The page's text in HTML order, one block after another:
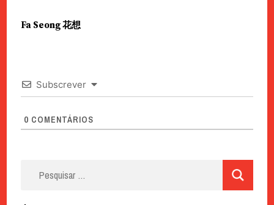
Fa Seong 花想
Subscrever
0 COMENTÁRIOS